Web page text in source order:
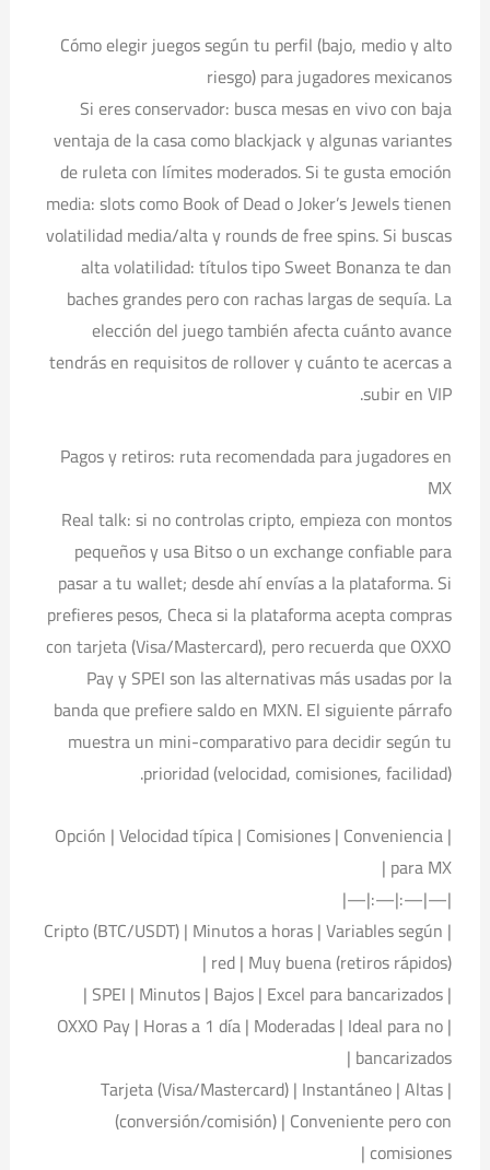
Cómo elegir juegos según tu perfil (bajo, medio y alto
riesgo) para jugadores mexicanos
Si eres conservador: busca mesas en vivo con baja
ventaja de la casa como blackjack y algunas variantes
de ruleta con límites moderados. Si te gusta emoción
media: slots como Book of Dead o Joker’s Jewels tienen
volatilidad media/alta y rounds de free spins. Si buscas
alta volatilidad: títulos tipo Sweet Bonanza te dan
baches grandes pero con rachas largas de sequía. La
elección del juego también afecta cuánto avance
tendrás en requisitos de rollover y cuánto te acercas a
subir en VIP.
Pagos y retiros: ruta recomendada para jugadores en
MX
Real talk: si no controlas cripto, empieza con montos
pequeños y usa Bitso o un exchange confiable para
pasar a tu wallet; desde ahí envías a la plataforma. Si
prefieres pesos, Checa si la plataforma acepta compras
con tarjeta (Visa/Mastercard), pero recuerda que OXXO
Pay y SPEI son las alternativas más usadas por la
banda que prefiere saldo en MXN. El siguiente párrafo
muestra un mini-comparativo para decidir según tu
prioridad (velocidad, comisiones, facilidad).
| Opción | Velocidad típica | Comisiones | Conveniencia
para MX |
|—|—:|—:|—|
| Cripto (BTC/USDT) | Minutos a horas | Variables según
red | Muy buena (retiros rápidos) |
| SPEI | Minutos | Bajos | Excel para bancarizados |
| OXXO Pay | Horas a 1 día | Moderadas | Ideal para no
bancarizados |
| Tarjeta (Visa/Mastercard) | Instantáneo | Altas
(conversión/comisión) | Conveniente pero con
comisiones |